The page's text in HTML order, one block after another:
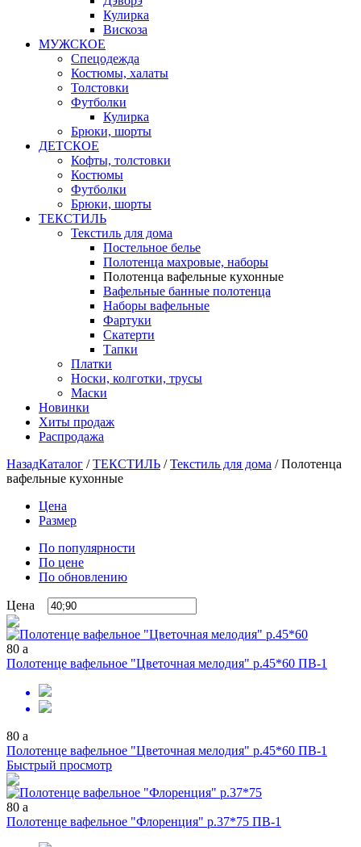
Кулирка
Вискоза
МУЖСКОЕ
Спецодежда
Костюмы, халаты
Толстовки
Футболки
Кулирка
Брюки, шорты
ДЕТСКОЕ
Кофты, толстовки
Костюмы
Футболки
Брюки, шорты
ТЕКСТИЛЬ
Текстиль для дома
Постельное белье
Полотенца махровые, наборы
Полотенца вафельные кухонные
Вафельные банные полотенца
Наборы вафельные
Фартуки
Скатерти
Тапки
Платки
Носки, колготки, трусы
Маски
Новинки
Хиты продаж
Распродажа
НазадКаталог /ТЕКСТИЛЬ /Текстиль для дома /Полотенца
вафельные кухонные
Цена
Размер
По популярности
По цене
По обновлению
Цена
80 a
Полотенце вафельное "Цветочная мелодия" р.45*60 ПВ-1
80 a
Полотенце вафельное "Цветочная мелодия" р.45*60 ПВ-1
Быстрый просмотр
80 a
Полотенце вафельное "Флоренция" р.37*75 ПВ-1